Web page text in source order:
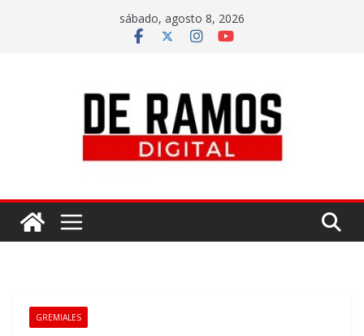
sábado, agosto 8, 2026
GREMIALES